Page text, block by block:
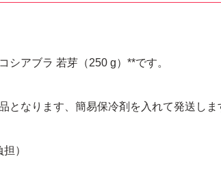
シアブラ 若芽（250 g）**です。
となります、簡易保冷剤を入れて発送しま
）